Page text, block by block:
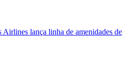
Airlines lança linha de amenidades de